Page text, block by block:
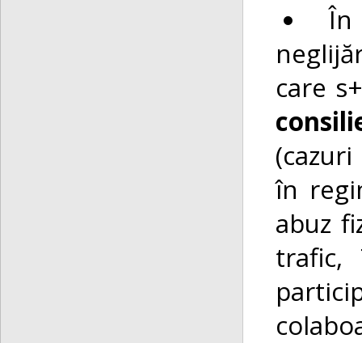
În
care
în
abuz
trafic,